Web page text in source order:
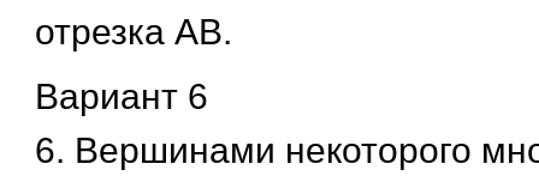
отрезка АВ.
Вариант 6
6. Вершинами некоторого